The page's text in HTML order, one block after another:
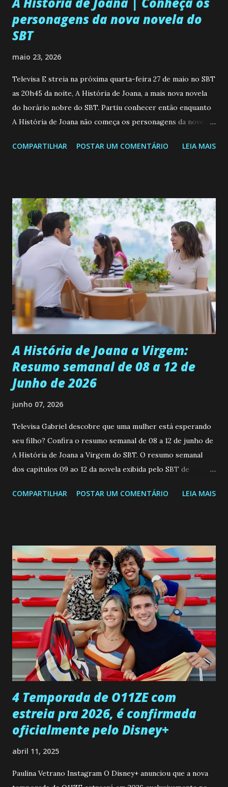
personagens da nova novela do
SBT
maio 23, 2026
Televisa E streia na próxima quarta-feira 27 de maio no SBT
as 20h45 da noite, A História de Joana, a mais nova novela
do horário nobre do SBT. Partiu conhecer então enquanto
A História de Joana não começa os personagens da novela?
de 25/05/26 a 31/05/26 JOANA GUADALUPE (Camila
permanecer virgem até encontrar o homem que realmente
ama, o que não é fácil, já que dedica todas as suas energias a
se aprimorar, trabalhando, estudando e se orgulhando de
ser a primeira mulher da família a ingressar na
universidade. Ela tem uma personalidade muito alegre, é
muito madura para a idade, determinada, criativa e
empática. Detesta injustiças e é uma ótima amiga. Pode ser
teimosa e muito persistente quando decide fazer algo.
Durante um exame ginecológico, ela é inseminada por eng...
COMPARTILHAR POSTAR UM COMENTÁRIO LEIA MAIS
A História de Joana a Virgem:
Resumo semanal de 08 a 12 de
Junho de 2026
junho 07, 2026
Televisa Gabriel descobre que uma mulher está esperando
seu filho? Confira o resumo semanal de 08 a 12 de junho de
A História de Joana a Virgem do SBT. O resumo semanal
dos capitulos 09 ao 12 da novela exibida pelo SBT de
a Programação Semanal do SBT de 08/06/26 a 14/06/26
confessa a Gabriel que ele demonstrou ser o tipo de
pessoa que ela tanto desejou durante toda a vida. Camila
entra no quarto de Gabriel e imagina como seria o
encontro deles, quando conseguir seduzi-lo. Manuel avisa a
Paula sobre a suposta infidelidade de Gabriel com Joana.
Rogerio consegue se livrar de todas as suspeitas pelo
desaparecimento de Francisco, apontando que ele poderia
ter sido vítima da fúria de Gabriel. Artur informa a Gabriel
que a clínica inseminou por engano outra paciente, que está
...
COMPARTILHAR POSTAR UM COMENTÁRIO LEIA MAIS
4 Temporada de O11ZE com
estreia pra 2026, é confirmada
oficialmente pelo Disney+
abril 11, 2025
Paulina Vetrano Instagram O Disney+ anunciou que a nova